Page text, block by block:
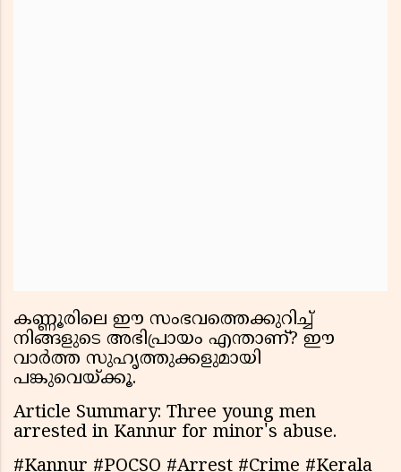
കണ്ണൂരിലെ ഈ സംഭവത്തെക്കുറിച്ച്
നിങ്ങളുടെ അഭിപ്രായം എന്താണ്? ഈ
വാർത്ത സുഹൃത്തുക്കളുമായി
പങ്കുവെയ്ക്കൂ.
Article Summary: Three young men
arrested in Kannur for minor's abuse.
#Kannur #POCSO #Arrest #Crime #Kerala